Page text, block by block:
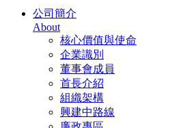
公司簡介
About
核心價值與使命
企業識別
董事會成員
首長介紹
組織架構
興建中路線